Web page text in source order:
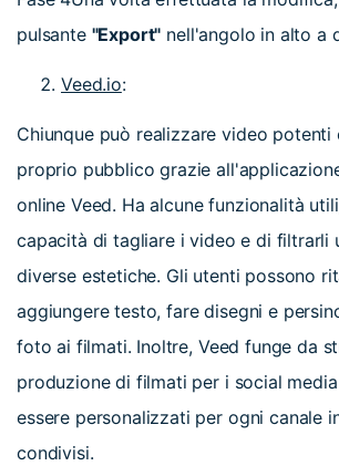
pulsante "Export" nell'angolo in alto a
Veed.io:
Chiunque può realizzare video potenti
proprio pubblico grazie
online Veed. Ha alcune funzionalità
capacità di tagliare i video e di filtrarli
diverse estetiche. Gli utenti possono
aggiungere testo, fare disegni e
foto ai filmati. Inoltre, Veed funge da
produzione di filmati per i social
essere personalizzati per ogni canale
condivisi.